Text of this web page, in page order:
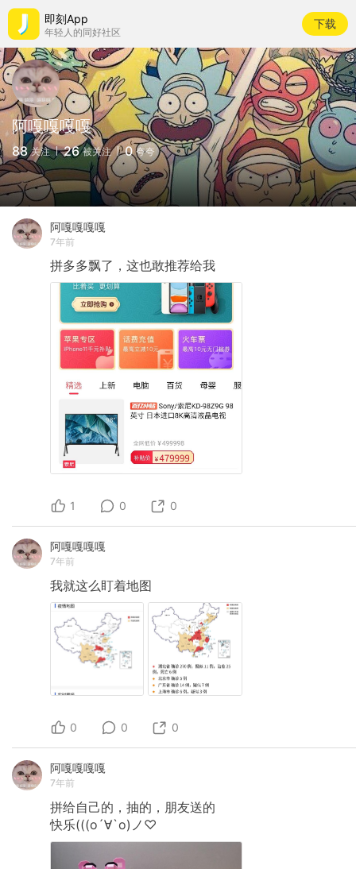
即刻App
年轻人的同好社区
下载
阿嘎嘎嘎嘎
88 关注 26 被关注 0 夸夸
阿嘎嘎嘎嘎
7年前
拼多多飘了，这也敢推荐给我
1 0 0
阿嘎嘎嘎嘎
7年前
我就这么盯着地图
0 0 0
阿嘎嘎嘎嘎
7年前
拼给自己的，抽的，朋友送的
快乐(((о´∀`о)ノ♡